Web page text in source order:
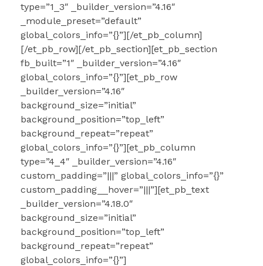
type=”1_3″ _builder_version=”4.16″
_module_preset=”default”
global_colors_info=”{}”][/et_pb_column]
[/et_pb_row][/et_pb_section][et_pb_section
fb_built=”1″ _builder_version=”4.16″
global_colors_info=”{}”][et_pb_row
_builder_version=”4.16″
background_size=”initial”
background_position=”top_left”
background_repeat=”repeat”
global_colors_info=”{}”][et_pb_column
type=”4_4″ _builder_version=”4.16″
custom_padding=”|||” global_colors_info=”{}”
custom_padding__hover=”|||”][et_pb_text
_builder_version=”4.18.0″
background_size=”initial”
background_position=”top_left”
background_repeat=”repeat”
global_colors_info=”{}”]